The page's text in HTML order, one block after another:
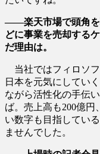
――楽天市場で頭角を
どに事業を売却する
だ理由は。
当社ではフィロソ
日本を元気にしてい
ながら活性化の手伝
ば。売上高も200億円
い数字も目指してい
ませんでした。